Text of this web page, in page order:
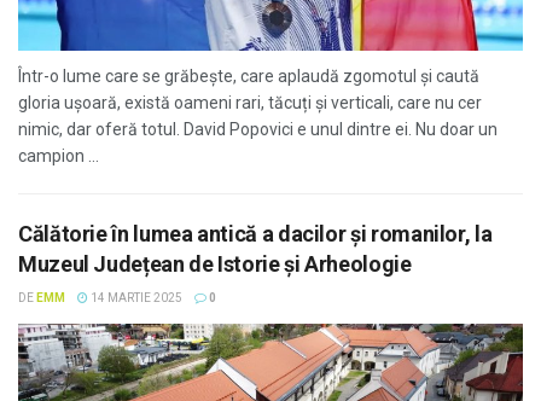
Într-o lume care se grăbește, care aplaudă zgomotul și caută
gloria ușoară, există oameni rari, tăcuți și verticali, care nu cer
nimic, dar oferă totul. David Popovici e unul dintre ei. Nu doar un
campion ...
Călătorie în lumea antică a dacilor și romanilor, la
Muzeul Județean de Istorie și Arheologie
DE EMM 14 MARTIE 2025 0